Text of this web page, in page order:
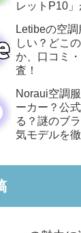
レットP10
Letibeの空
しい？どこ
か、口コミ
査！
Noraui空調
ーカー？公
る？謎のブ
気モデルを